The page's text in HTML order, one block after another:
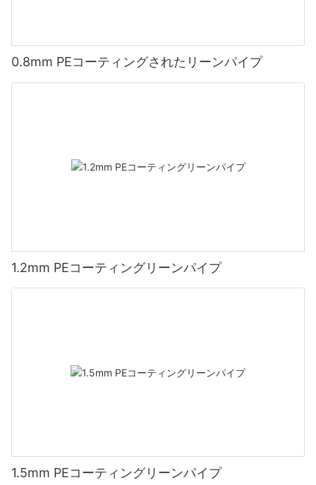
0.8mm PEコーティングされたリーンパイプ
1.2mm PEコーティングリーンパイプ
1.5mm PEコーティングリーンパイプ